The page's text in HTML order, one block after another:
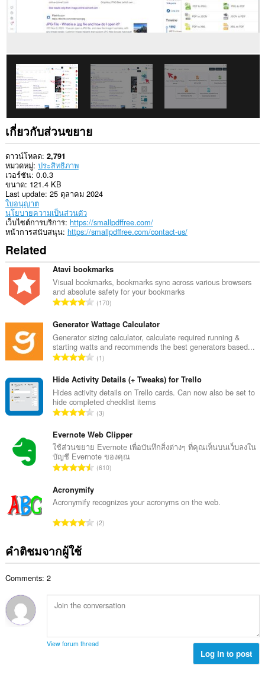
เกี่ยวกับส่วนขยาย
ดาวน์โหลด 2,791
หมวดหมู่ ประสิทธิภาพ
เวอร์ชัน 0.0.3
ขนาด 121.4 KB
Last update 25 ตุลาคม 2024
ใบอนุญาต
นโยบายความเป็นส่วนตัว
เว็บไซต์การบริการ https://smallpdffree.com/
หน้าการสนับสนุน https://smallpdffree.com/contact-us/
Related
Atavi bookmarks
Visual bookmarks, bookmarks sync across various browsers
and absolute safety for your bookmarks
จำ
ว
น
ค
ะ
น
น
ร
ว
ม
ทั้
ง
ห
ด
:
170
Generator Wattage Calculator
Generator sizing calculator, calculate required running &
starting watts and recommends the best generators based...
จำ
ว
น
ค
ะ
น
น
ร
ว
ม
ทั้
ห
1
Hide Activity Details (+ Tweaks) for Trello
Hides activity details on Trello cards. Can now also be set to
hide completed checklist items
จำ
ว
น
ค
ะ
น
น
ร
ว
ง
ด
:
3
Evernote Web Clipper
ใช้ส่วนขยาย Evernote เพื่อบันทึกสิ่งต่างๆ ที่คุณเห็นบนเว็บลงใน
บัญชี Evernote ของคุณ
จำ
ว
น
ะ
น
ม
ทั้
ม
610
Acronymify
Acronymify recognizes your acronyms on the web.
จำ
แ
น
ว
2
คำติชมจากผู้ใช้
Comments: 2
View forum thread
Log in to post